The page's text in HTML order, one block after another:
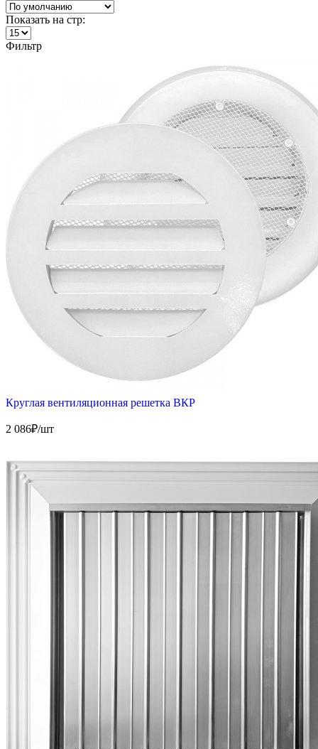
Показать на стр:
Фильтр
Круглая вентиляционная решетка ВКР
2 086₽/шт